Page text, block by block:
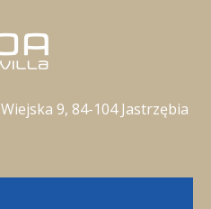
9, 84-104 Jastrzębia